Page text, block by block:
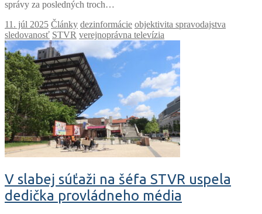
správy za posledných troch…
Články dezinformácie objektivita spravodajstva
sledovanosť STVR verejnoprávna televízia
V slabej súťaži na šéfa STVR uspela
dedička provládneho média